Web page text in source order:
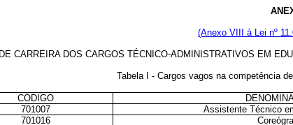
(Anexo VIII à Lei nº
CARREIRA DOS CARGOS TÉCNICO-ADMINISTRATIVOS EM
Tabela I - Cargos vagos na competência
CÓDIGO
701007 Assistente Técnico
701016